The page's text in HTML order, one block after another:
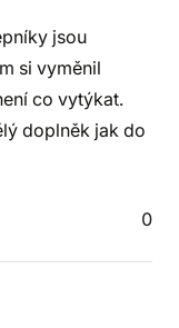
jsou
si vyměnil
co vytýkat.
doplněk jak do
0